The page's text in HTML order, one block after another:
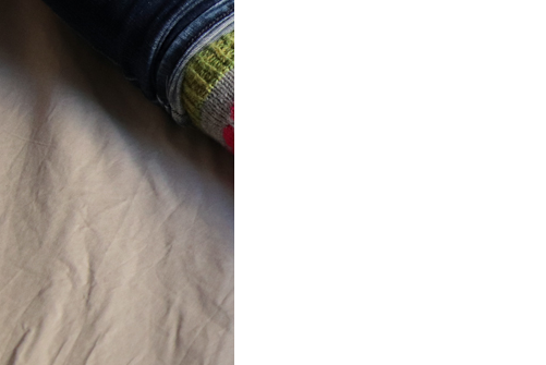
{Tricot} Flower
power socks
Ce patron a été
initialement créé pour
les membres de…